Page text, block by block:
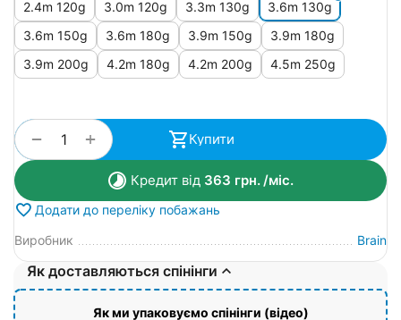
2.4m 120g
3.0m 120g 3.3m 130g
3.6m 130g
3.6m 150g
3.6m 180g 3.9m 150g
3.9m 180g
3.9m 200g
4.2m 180g 4.2m 200g 4.5m 250g
+
− Купити
Кредит від 363 грн./міс.
Додати до переліку побажань
Виробник
Brain
Як доставляються спінінги
Як ми упаковуємо спінінги (відео)